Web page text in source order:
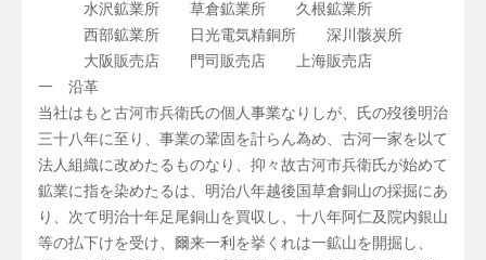
水沢鉱業所 草倉鉱業所 久根鉱業所
西部鉱業所 日光電気精銅所 深川骸炭所
大阪販売店 門司販売店 上海販売店
一 沿革
当社はもと古河市兵衛氏の個人事業なりしが、氏の歿後明治
三十八年に至り、事業の鞏固を計らん為め、古河一家を以て
法人組織に改めたるものなり、抑々故古河市兵衛氏が始めて
鉱業に指を染めたるは、明治八年越後国草倉銅山の採掘にあ
り、次て明治十年足尾銅山を買収し、十八年阿仁及院内銀山
等の払下けを受け、爾来一利を挙くれは一鉱山を開掘し、